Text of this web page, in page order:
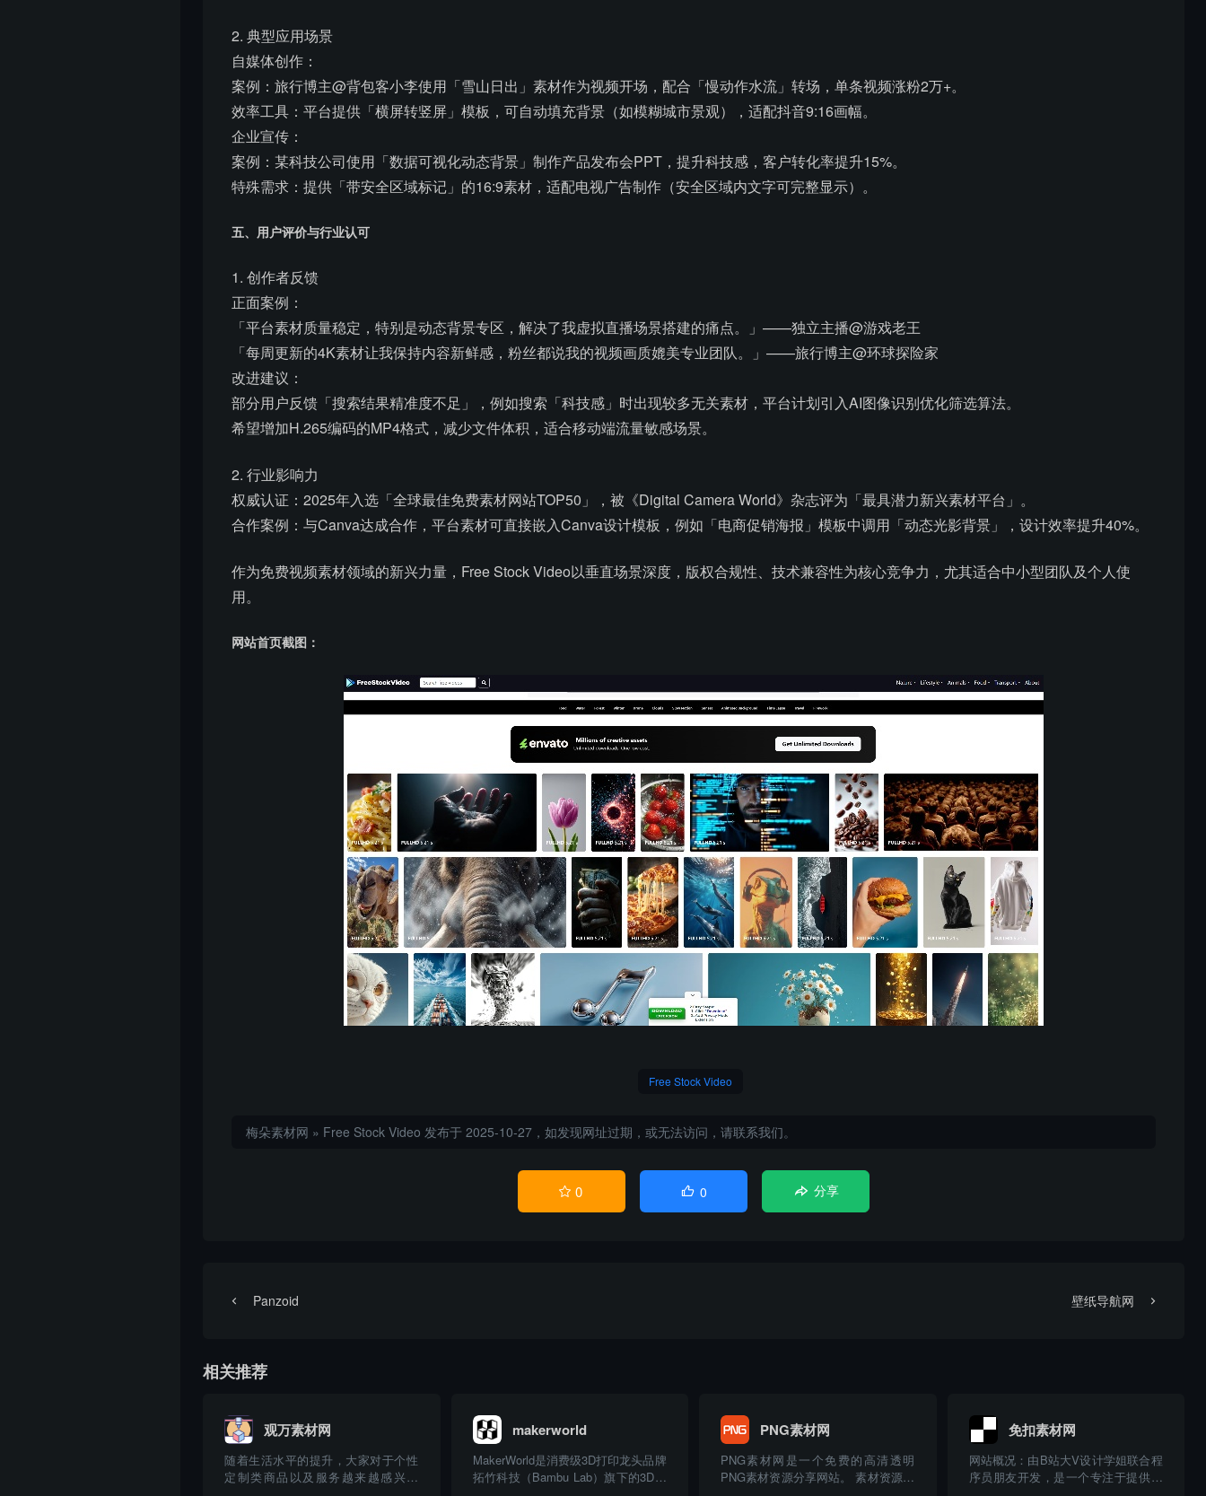
2. 典型应用场景
自媒体创作：
案例：旅行博主@背包客小李使用「雪山日出」素材作为视频开场，配合「慢动作水流」转场，单条视频涨粉2万+。
效率工具：平台提供「横屏转竖屏」模板，可自动填充背景（如模糊城市景观），适配抖音9:16画幅。
企业宣传：
案例：某科技公司使用「数据可视化动态背景」制作产品发布会PPT，提升科技感，客户转化率提升15%。
特殊需求：提供「带安全区域标记」的16:9素材，适配电视广告制作（安全区域内文字可完整显示）。
五、用户评价与行业认可
1. 创作者反馈
正面案例：
「平台素材质量稳定，特别是动态背景专区，解决了我虚拟直播场景搭建的痛点。」——独立主播@游戏老王
「每周更新的4K素材让我保持内容新鲜感，粉丝都说我的视频画质媲美专业团队。」——旅行博主@环球探险家
改进建议：
部分用户反馈「搜索结果精准度不足」，例如搜索「科技感」时出现较多无关素材，平台计划引入AI图像识别优化筛选算法。
希望增加H.265编码的MP4格式，减少文件体积，适合移动端流量敏感场景。
2. 行业影响力
权威认证：2025年入选「全球最佳免费素材网站TOP50」，被《Digital Camera World》杂志评为「最具潜力新兴素材平台」。
合作案例：与Canva达成合作，平台素材可直接嵌入Canva设计模板，例如「电商促销海报」模板中调用「动态光影背景」，设计效率提升40%。
作为免费视频素材领域的新兴力量，Free Stock Video以垂直场景深度，版权合规性、技术兼容性为核心竞争力，尤其适合中小型团队及个人使
用。
网站首页截图：
Free Stock Video
梅朵素材网 » Free Stock Video 发布于 2025-10-27，如发现网址过期，或无法访问，请联系我们。
 0  0 分享
Panzoid 壁纸导航网
相关推荐
观万素材网
随着生活水平的提升，大家对于个性
定制类商品以及服务越来越感兴趣
makerworld
MakerWorld是消费级3D打印龙头品牌
拓竹科技（Bambu Lab）旗下的3D模
PNG素材网
PNG素材网是一个免费的高清透明
PNG素材资源分享网站。 素材资源：
免扣素材网
网站概况：由B站大V设计学姐联合程
序员朋友开发，是一个专注于提供免